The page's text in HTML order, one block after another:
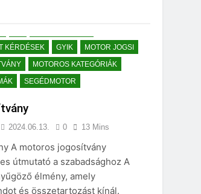
KÉRDÉSEK
GYIK
MOTOR JOGSI
MOTOROS KATEGÓRIÁK
SEGÉDMOTOR
2024.06.13. 0 13 Mins
A motoros jogosítvány
útmutató a szabadsághoz A
élmény, amely
és összetartozást kínál.